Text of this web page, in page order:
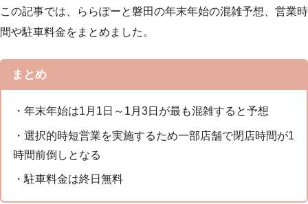
この記事では、ららぽーと磐田の年末年始の混雑予想、営業時
間や駐車料金をまとめました。
まとめ
・年末年始は1月1日～1月3日が最も混雑すると予想
・選択的時短営業を実施するため一部店舗で閉店時間が1
時間前倒しとなる
・駐車料金は終日無料